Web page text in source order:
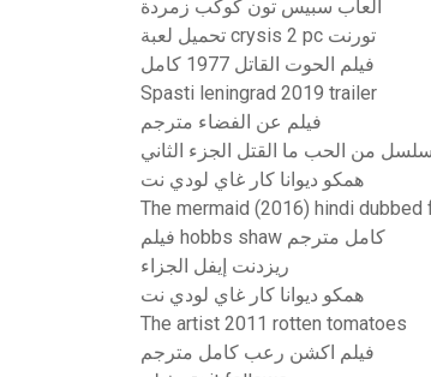
العاب سبيس تون كوكب زمردة
تحميل لعبة crysis 2 pc تورنت
فيلم الحوت القاتل 1977 كامل
Spasti leningrad 2019 trailer
فيلم عن الفضاء مترجم
من الحب ما القتل الجزء الثاني
همكو ديوانا كار غاي لودي نت
The mermaid (2016) hindi
فيلم hobbs shaw كامل مترجم
ريزدنت إيفل الجزاء
همكو ديوانا كار غاي لودي نت
The artist 2011 rotten tomatoes
فيلم اكشن رعب كامل مترجم